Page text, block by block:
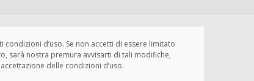
condizioni d’uso. Se non accetti di essere limitato
sarà nostra premura avvisarti di tali modifiche,
delle condizioni d’uso.